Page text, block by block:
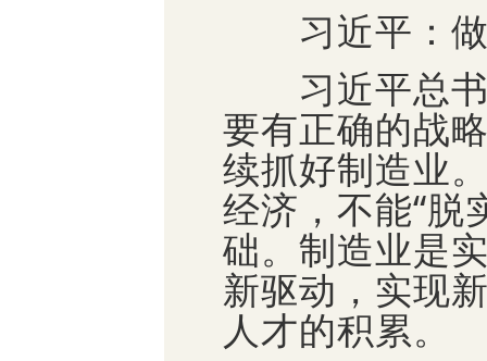
习近平：做
习近平总书
要有正确的战
续抓好制造业
经济，不能“脱
础。制造业是
新驱动，实现
人才的积累。